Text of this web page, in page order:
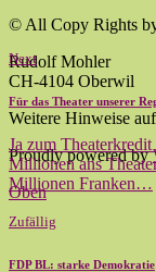
© All Copy Rights
Rudolf Mohler
CH-4104 Oberwil
Weitere Hinweise
Proudly powered by
Oben
Next
Für das Theater unserer
Ja zum
Millionen ans
Millionen Franken…
Zufällig
FDP BL: starke Demokratie